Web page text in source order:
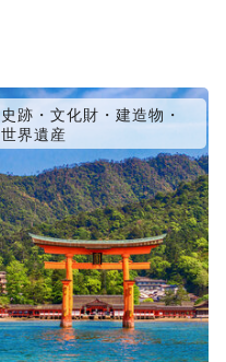
史跡・文化財・建造物・
世界遺産